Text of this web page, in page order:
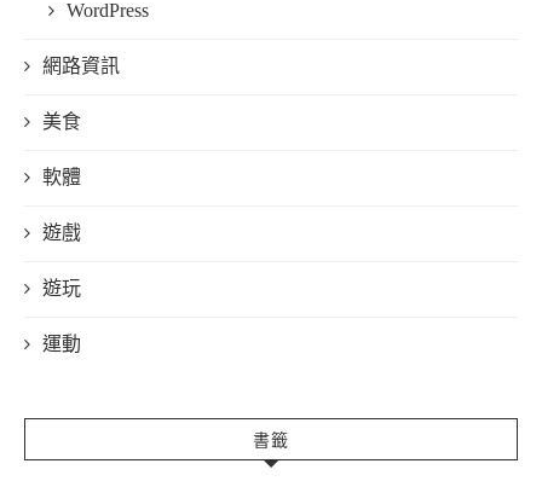
WordPress
網路資訊
美食
軟體
遊戲
遊玩
運動
書籤